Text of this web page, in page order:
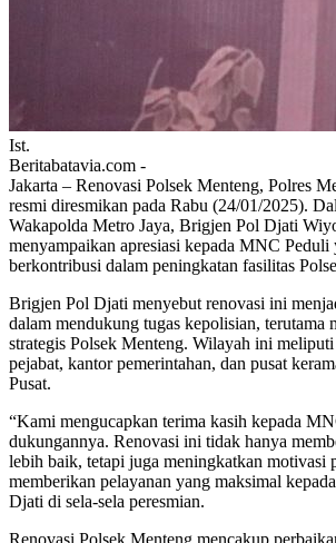
Ist.
Beritabatavia.com -
Jakarta – Renovasi Polsek Menteng, Polres
resmi diresmikan pada Rabu (24/01/2025).
Wakapolda Metro Jaya, Brigjen Pol Djati
menyampaikan apresiasi kepada MNC Peduli
berkontribusi dalam peningkatan fasilitas
Brigjen Pol Djati menyebut renovasi ini
dalam mendukung tugas kepolisian, terutama
strategis Polsek Menteng. Wilayah ini meliputi
pejabat, kantor pemerintahan, dan pusat
Pusat.
“Kami mengucapkan terima kasih kepada
dukungannya. Renovasi ini tidak hanya
lebih baik, tetapi juga meningkatkan motivasi
memberikan pelayanan yang maksimal
Djati di sela-sela peresmian.
Renovasi Polsek Menteng mencakup